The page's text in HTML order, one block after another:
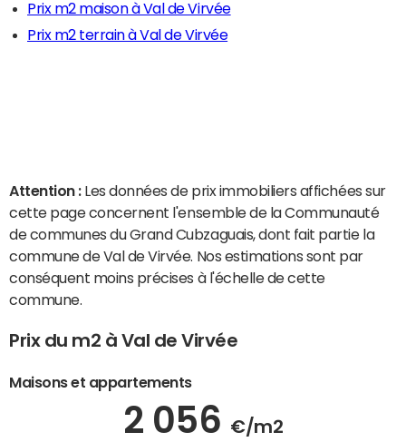
Prix m2 maison à Val de Virvée
Prix m2 terrain à Val de Virvée
Attention : Les données de prix immobiliers affichées sur
cette page concernent l'ensemble de la Communauté
de communes du Grand Cubzaguais, dont fait partie la
commune de Val de Virvée. Nos estimations sont par
conséquent moins précises à l'échelle de cette
commune.
Prix du m2 à Val de Virvée
Maisons et appartements
2 056 €/m2